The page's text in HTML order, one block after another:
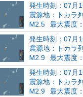
発生時刻：07月
震源地：トカラ
M2.5
最大震度
発生時刻：07月
震源地：トカラ
M2.9
最大震度
発生時刻：07月
震源地：トカラ
M2.9
最大震度